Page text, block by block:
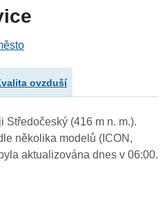
ovzduší
Středočeský (416 m n. m.).
několika modelů (ICON,
aktualizována dnes v 06:00.